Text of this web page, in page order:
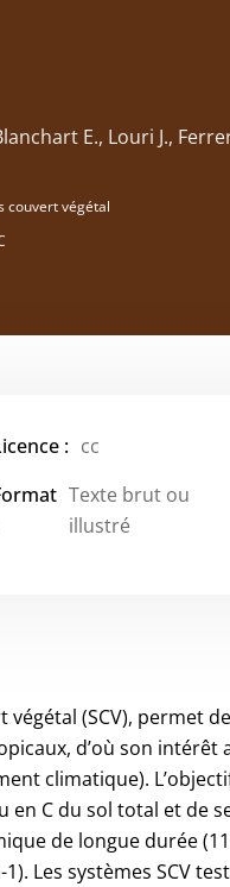
E., Louri J.,
couvert végétal
: cc
Texte brut ou
illustré
(SCV), permet
d’où son
climatique).
en C du sol total et de
de longue durée
Les systèmes SCV